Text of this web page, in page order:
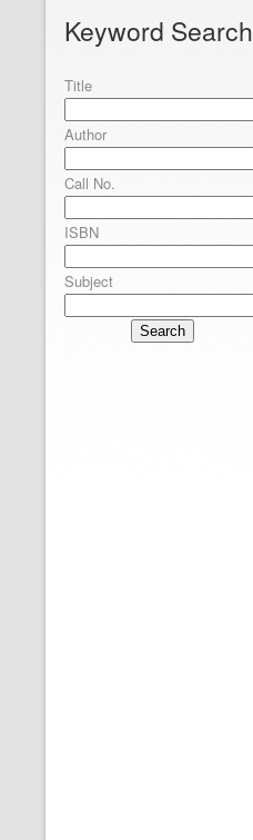
Keyword Search
Title
Author
Call No.
ISBN
Subject
Search